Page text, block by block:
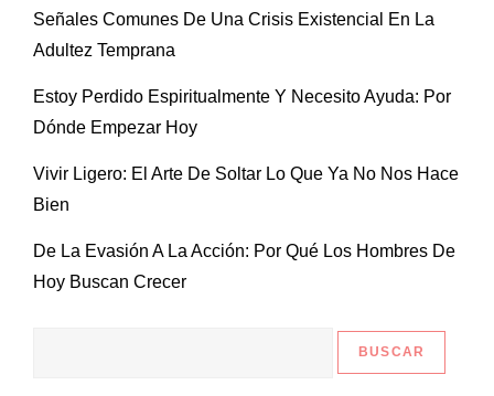
Señales Comunes De Una Crisis Existencial En La
Adultez Temprana
Estoy Perdido Espiritualmente Y Necesito Ayuda: Por
Dónde Empezar Hoy
Vivir Ligero: El Arte De Soltar Lo Que Ya No Nos Hace
Bien
De La Evasión A La Acción: Por Qué Los Hombres De
Hoy Buscan Crecer